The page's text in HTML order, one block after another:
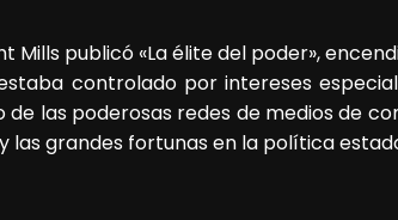
Mills publicó «La élite del poder»,
controlado por intereses
las poderosas redes de medios de
grandes fortunas en la política